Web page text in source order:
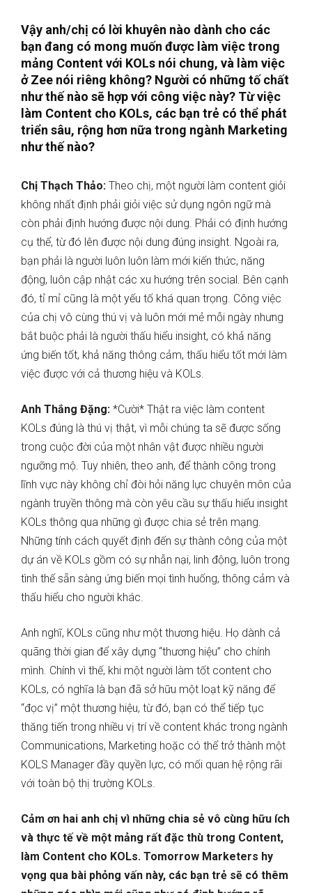
Vậy anh/chị có lời khuyên nào dành cho các
bạn đang có mong muốn được làm việc trong
mảng Content với KOLs nói chung, và làm việc
ở Zee nói riêng không? Người có những tố chất
như thế nào sẽ hợp với công việc này? Từ việc
làm Content cho KOLs, các bạn trẻ có thể phát
triển sâu, rộng hơn nữa trong ngành Marketing
như thế nào?
Chị Thạch Thảo: Theo chị, một người làm content giỏi
không nhất định phải giỏi việc sử dụng ngôn ngữ mà
còn phải định hướng được nội dung. Phải có định hướng
cụ thể, từ đó lên được nội dung đúng insight. Ngoài ra,
bạn phải là người luôn luôn làm mới kiến thức, năng
động, luôn cập nhật các xu hướng trên social. Bên cạnh
đó, tỉ mỉ cũng là một yếu tố khá quan trọng. Công việc
của chị vô cùng thú vị và luôn mới mẻ mỗi ngày nhưng
bắt buộc phải là người thấu hiểu insight, có khả năng
ứng biến tốt, khả năng thông cảm, thấu hiểu tốt mới làm
việc được với cả thương hiệu và KOLs.
Anh Thắng Đặng: *Cười* Thật ra việc làm content
KOLs đúng là thú vị thật, vì mỗi chúng ta sẽ được sống
trong cuộc đời của một nhân vật được nhiều người
ngưỡng mộ. Tuy nhiên, theo anh, để thành công trong
lĩnh vực này không chỉ đòi hỏi năng lực chuyên môn của
ngành truyền thông mà còn yêu cầu sự thấu hiểu insight
KOLs thông qua những gì được chia sẻ trên mạng.
Những tính cách quyết định đến sự thành công của một
dự án về KOLs gồm có sự nhẫn nại, linh động, luôn trong
tình thế sẵn sàng ứng biến mọi tình huống, thông cảm và
thấu hiểu cho người khác.
Anh nghĩ, KOLs cũng như một thương hiệu. Họ dành cả
quãng thời gian để xây dựng “thương hiệu” cho chính
mình. Chính vì thế, khi một người làm tốt content cho
KOLs, có nghĩa là bạn đã sở hữu một loạt kỹ năng để
“đọc vị” một thương hiệu, từ đó, bạn có thể tiếp tục
thăng tiến trong nhiều vị trí về content khác trong ngành
Communications, Marketing hoặc có thể trở thành một
KOLS Manager đầy quyền lực, có mối quan hệ rộng rãi
với toàn bộ thị trường KOLs.
Cảm ơn hai anh chị vì những chia sẻ vô cùng hữu ích
và thực tế về một mảng rất đặc thù trong Content,
làm Content cho KOLs. Tomorrow Marketers hy
vọng qua bài phỏng vấn này, các bạn trẻ sẽ có thêm